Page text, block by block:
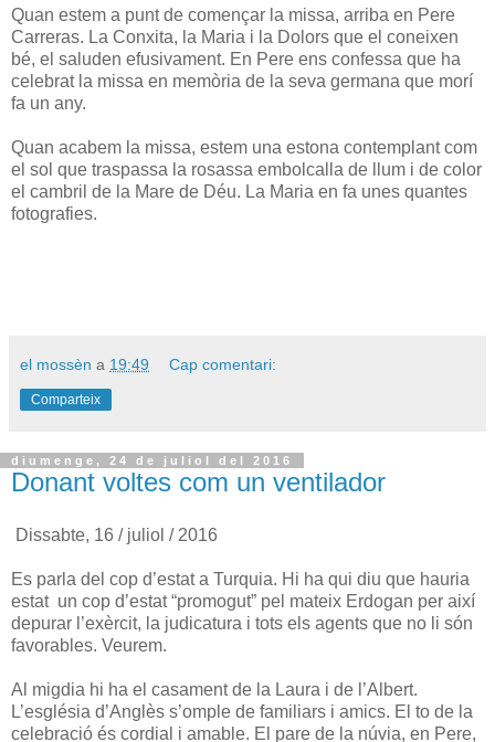
Quan estem a punt de començar la missa, arriba en Pere
Carreras. La Conxita, la Maria i la Dolors que el coneixen
bé, el saluden efusivament. En Pere ens confessa que ha
celebrat la missa en memòria de la seva germana que morí
fa un any.
Quan acabem la missa, estem una estona contemplant com
el sol que traspassa la rosassa embolcalla de llum i de color
el cambril de la Mare de Déu. La Maria en fa unes quantes
fotografies.
el mossèn a 19:49 Cap comentari:
Comparteix
diumenge, 24 de juliol del 2016
Donant voltes com un ventilador
Dissabte, 16 / juliol / 2016
Es parla del cop d’estat a Turquia. Hi ha qui diu que hauria
estat un cop d’estat “promogut” pel mateix Erdogan per així
depurar l’exèrcit, la judicatura i tots els agents que no li són
favorables. Veurem.
Al migdia hi ha el casament de la Laura i de l’Albert.
L’església d’Anglès s’omple de familiars i amics. El to de la
celebració és cordial i amable. El pare de la núvia, en Pere,